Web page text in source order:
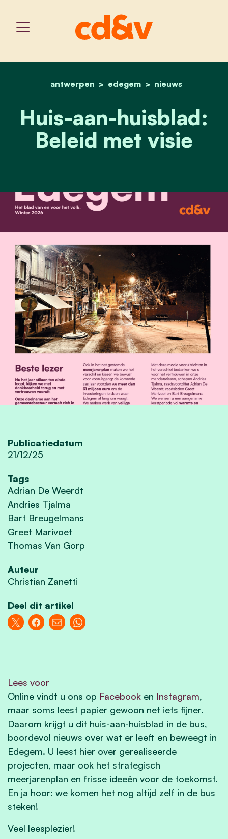
home
antwerpen edegem nieuws
huis-aan-huisblad:
Huis-aan-huisblad:
Beleid met visie
Publicatiedatum
21/12/25
Tags
Adrian De Weerdt
Andries Tjalma
Bart Breugelmans
Greet Marivoet
Thomas Van Gorp
Auteur
Christian Zanetti
Deel dit artikel
Lees voor
Online vindt u ons op Facebook en Instagram,
maar soms leest papier gewoon net iets fijner.
Daarom krijgt u dit huis-aan-huisblad in de bus,
boordevol nieuws over wat er leeft en beweegt in
Edegem. U leest hier over gerealiseerde
projecten, maar ook het strategisch
meerjarenplan en frisse ideeën voor de toekomst.
En ja hoor: we komen het nog altijd zelf in de bus
steken!
Veel leesplezier!